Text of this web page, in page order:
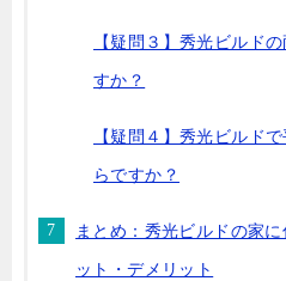
【疑問３】秀光ビルド
すか？
【疑問４】秀光ビルド
らですか？
まとめ：秀光ビルドの家
ット・デメリット